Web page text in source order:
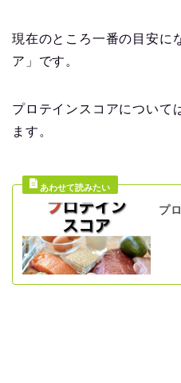
現在のところ一番の目安に
ア」です。
プロテインスコアについて
ます。
プ